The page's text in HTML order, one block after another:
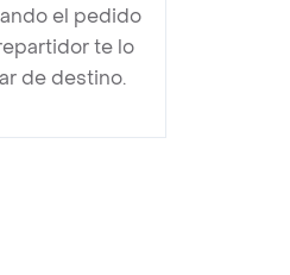
el pedido
te lo
de destino.